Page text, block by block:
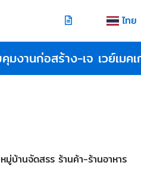
ไทย
งานก่อสร้าง-เจ เวย์เมค
บ้านจัดสรร ร้านค้า-ร้านอาหาร